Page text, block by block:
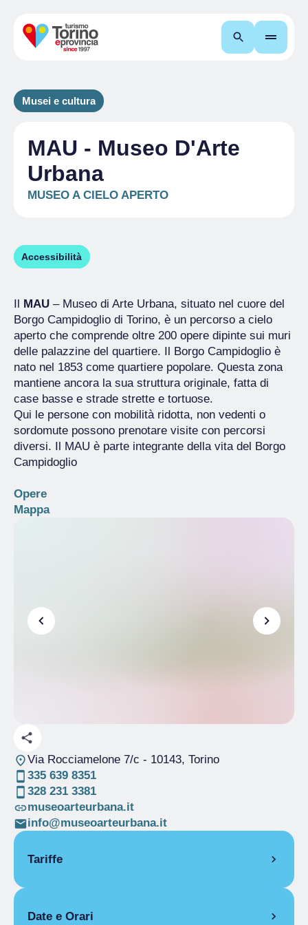
Cerca
Musei e cultura
MAU - Museo D'Arte
Urbana
MUSEO A CIELO APERTO
Accessibilità
Il MAU – Museo di Arte Urbana, situato nel cuore del
Borgo Campidoglio di Torino, è un percorso a cielo
aperto che comprende oltre 200 opere dipinte sui muri
delle palazzine del quartiere. Il Borgo Campidoglio è
nato nel 1853 come quartiere popolare. Questa zona
mantiene ancora la sua struttura originale, fatta di
case basse e strade strette e tortuose.
Qui le persone con mobilità ridotta, non vedenti o
sordomute possono prenotare visite con percorsi
diversi. Il MAU è parte integrante della vita del Borgo
Campidoglio
Opere
Mappa
Via Rocciamelone 7/c - 10143, Torino
335 639 8351
328 231 3381
museoarteurbana.it
info@museoarteurbana.it
Tariffe
Museo a cielo aperto sempre fruibile
Date e Orari